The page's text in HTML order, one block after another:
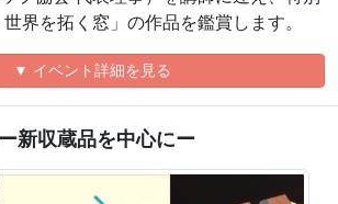
界を拓く窓」の作品を鑑賞します。
▼ イベント詳細を見る
新収蔵品を中心にー